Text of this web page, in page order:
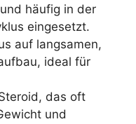
häufig in der
eingesetzt.
auf langsamen,
ideal für
das oft
und